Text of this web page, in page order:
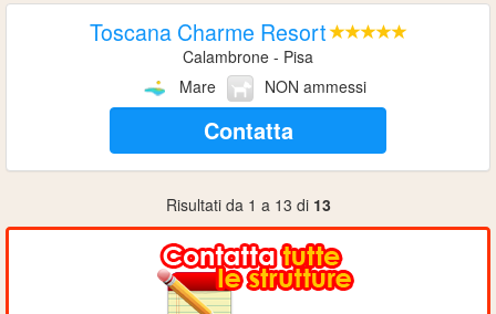
Toscana Charme Resort
Calambrone - Pisa
Mare
NON ammessi
Contatta
Risultati da 1 a 13 di 13